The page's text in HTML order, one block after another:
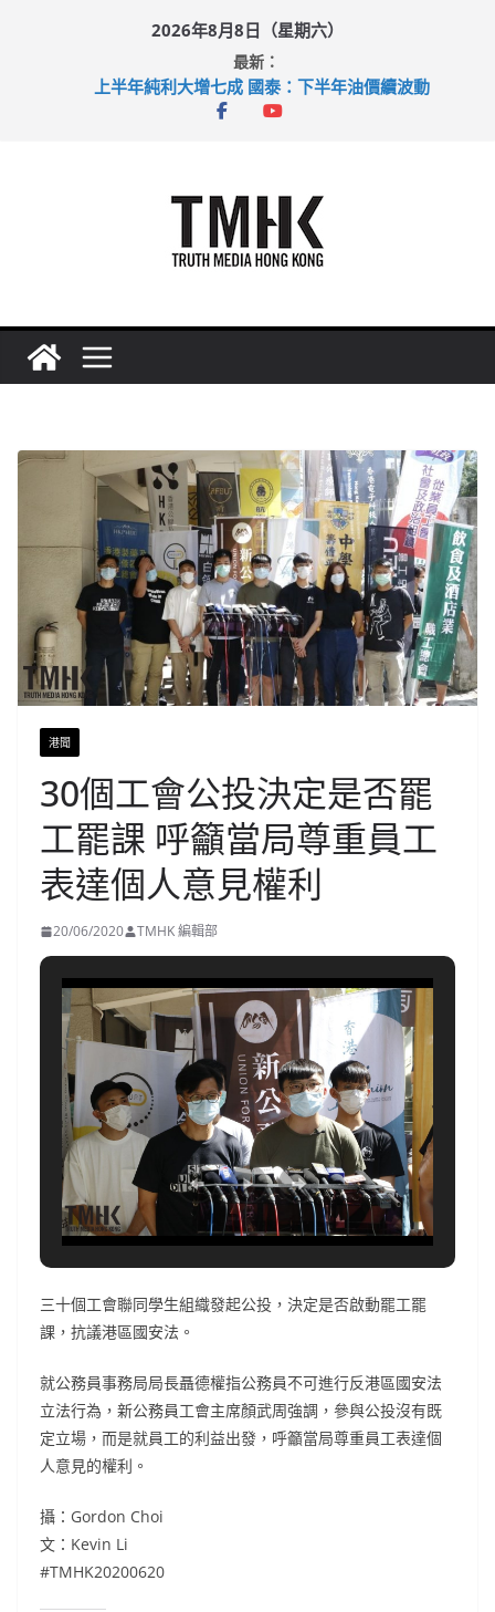
2026年8月8日（星期六）
最新：
上半年純利大增七成 國泰：下半年油價續波動
拜仁熱身賽挫維拉 啟德主場館奪錦標
港聞
30個工會公投決定是否罷
工罷課 呼籲當局尊重員工
表達個人意見權利
20/06/2020 TMHK 編輯部
三十個工會聯同學生組織發起公投，決定是否啟動罷工罷
課，抗議港區國安法。
就公務員事務局局長聶德權指公務員不可進行反港區國安法
立法行為，新公務員工會主席顏武周強調，參與公投沒有既
定立場，而是就員工的利益出發，呼籲當局尊重員工表達個
人意見的權利。
攝：Gordon Choi
文：Kevin Li
#TMHK20200620